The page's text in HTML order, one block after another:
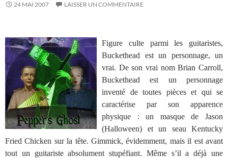
24 MAI 2007 LAISSER UN COMMENTAIRE
Figure culte parmi les guitaristes,
Buckethead est un personnage, un
vrai. De son vrai nom Brian Carroll,
Buckethead est un personnage
inventé de toutes pièces et qui se
caractérise par son apparence
physique : un masque de Jason
(Halloween) et un seau Kentucky
Fried Chicken sur la tête. Gimmick, évidemment, mais il est avant
tout un guitariste absolument stupéfiant. Même s’il a déjà une